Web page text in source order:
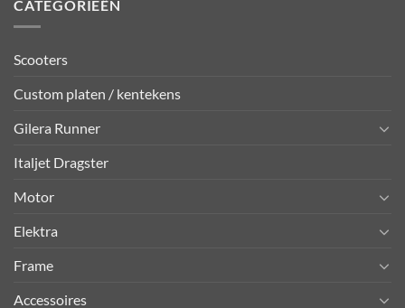
CATEGORIEËN
Scooters
Custom platen / kentekens
Gilera Runner
Italjet Dragster
Motor
Elektra
Frame
Accessoires